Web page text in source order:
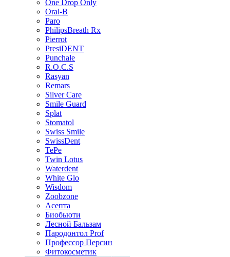
One Drop Only
Oral-B
Paro
PhilipsBreath Rx
Pierrot
PresiDENT
Punchale
R.O.C.S
Rasyan
Remars
Silver Care
Smile Guard
Splat
Stomatol
Swiss Smile
SwissDent
TePe
Twin Lotus
Waterdent
White Glo
Wisdom
Zoobzone
Асепта
Биобьюти
Лесной Бальзам
Пародонтол Prof
Профессор Персин
Фитокосметик